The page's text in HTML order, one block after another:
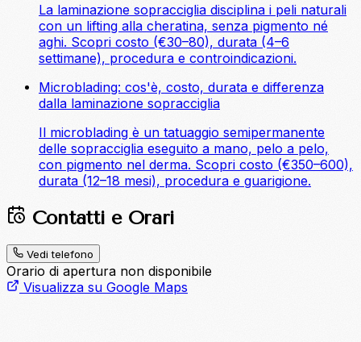
La laminazione sopracciglia disciplina i peli naturali
con un lifting alla cheratina, senza pigmento né
aghi. Scopri costo (€30–80), durata (4–6
settimane), procedura e controindicazioni.
Microblading: cos'è, costo, durata e differenza
dalla laminazione sopracciglia
Il microblading è un tatuaggio semipermanente
delle sopracciglia eseguito a mano, pelo a pelo,
con pigmento nel derma. Scopri costo (€350–600),
durata (12–18 mesi), procedura e guarigione.
Contatti e Orari
Vedi telefono
Orario di apertura non disponibile
Visualizza su Google Maps